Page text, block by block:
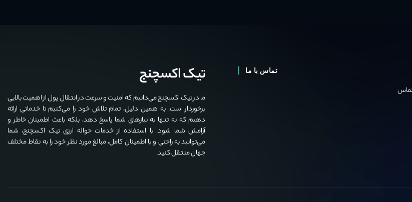
تیک اکسچنج
ما در تیک اکسچنج می‌دانیم که امنیت و سرعت در انتقال پول از اهمیت بالایی
برخوردار است. به همین دلیل، تمام تلاش خود را می‌کنیم تا خدماتی ارائه
دهیم که نه تنها به نیازهای شما پاسخ دهد، بلکه باعث اطمینان خاطر و
آرامش شما شود. با استفاده از خدمات حواله ارزی تیک اکسچنج، شما
می‌توانید به راحتی و با اطمینان کامل، مبالغ مورد نظر خود را به نقاط مختلف
جهان منتقل کنید.
تماس با ما